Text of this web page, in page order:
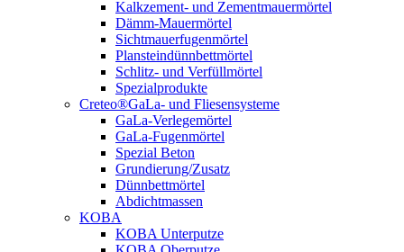
Kalkzement- und Zementmauermörtel
Dämm-Mauermörtel
Sichtmauerfugenmörtel
Plansteindünnbettmörtel
Schlitz- und Verfüllmörtel
Spezialprodukte
Creteo®GaLa- und Fliesensysteme
GaLa-Verlegemörtel
GaLa-Fugenmörtel
Spezial Beton
Grundierung/Zusatz
Dünnbettmörtel
Abdichtmassen
KOBA
KOBA Unterputze